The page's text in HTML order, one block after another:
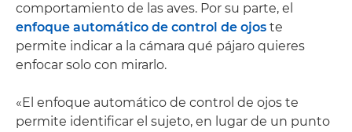
comportamiento de las aves. Por su parte, el
enfoque automático de control de ojos te
permite indicar a la cámara qué pájaro quieres
enfocar solo con mirarlo.
«El enfoque automático de control de ojos te
permite identificar el sujeto, en lugar de un punto